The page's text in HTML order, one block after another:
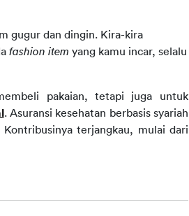
gugur dan dingin. Kira-kira
fashion item yang kamu incar, selalu
pakaian, tetapi juga untuk
. Asuransi kesehatan berbasis syariah
terjangkau, mulai dari